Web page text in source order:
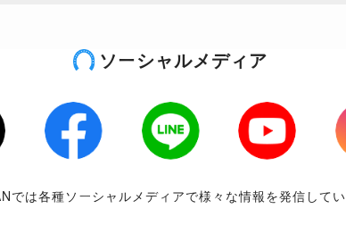
ソーシャルメディア
LINE Youtube
では各種ソーシャルメディアで様々な情報を発信してい